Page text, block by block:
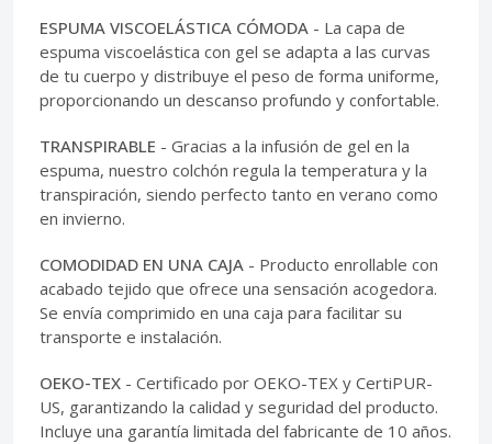
ESPUMA VISCOELÁSTICA CÓMODA - La capa de
espuma viscoelástica con gel se adapta a las curvas
de tu cuerpo y distribuye el peso de forma uniforme,
proporcionando un descanso profundo y confortable.
TRANSPIRABLE - Gracias a la infusión de gel en la
espuma, nuestro colchón regula la temperatura y la
transpiración, siendo perfecto tanto en verano como
en invierno.
COMODIDAD EN UNA CAJA - Producto enrollable con
acabado tejido que ofrece una sensación acogedora.
Se envía comprimido en una caja para facilitar su
transporte e instalación.
OEKO-TEX - Certificado por OEKO-TEX y CertiPUR-
US, garantizando la calidad y seguridad del producto.
Incluye una garantía limitada del fabricante de 10 años.